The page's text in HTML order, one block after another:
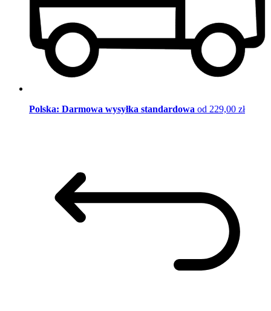
Polska: Darmowa wysyłka standardowa od 229,00 zł